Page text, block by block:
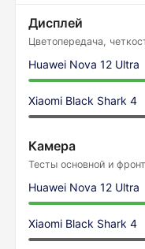
Дисплей
Цветопередача,
Huawei Nova 12 Ultra
Xiaomi Black Shark 4
Камера
Тесты основной и
Huawei Nova 12 Ultra
Xiaomi Black Shark 4